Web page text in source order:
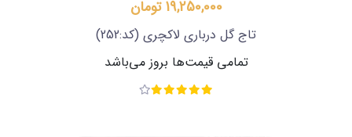
19,250,000 تومان
تاج گل درباری لاکچری (کد:252)
تمامی قیمت‌ها بروز می‌باشد